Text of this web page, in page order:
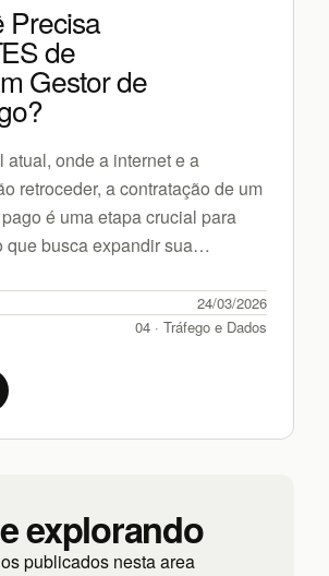
Precisa
de
Gestor de
atual, onde a internet e a
retroceder, a contratação de um
é uma etapa crucial para
que busca expandir sua…
24/03/2026
04 · Tráfego e Dados
explorando
publicados nesta area